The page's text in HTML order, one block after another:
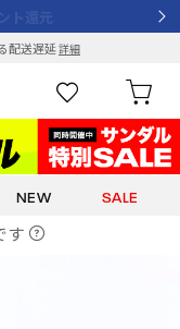
配送遅延詳細
NEW SALE
す